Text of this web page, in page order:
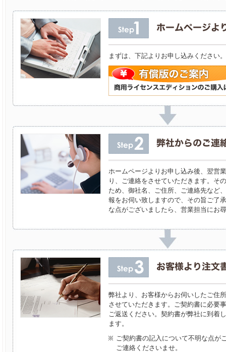
まずは、下記よりお申し込みください。
ホームページよりお申し込み後、翌営
り、ご連絡をさせていただきます。そ
ため、御社名、ご住所、ご連絡先など
報をお伺い致しますので、その旨ご了
な点がございましたら、営業担当にお
弊社より、お客様からお伺いしたご住
させていただきます。ご契約書に必要
ご返送ください。契約書が弊社に到着
ます。
ご契約書の記入について不明な点が
ご連絡くださいませ。